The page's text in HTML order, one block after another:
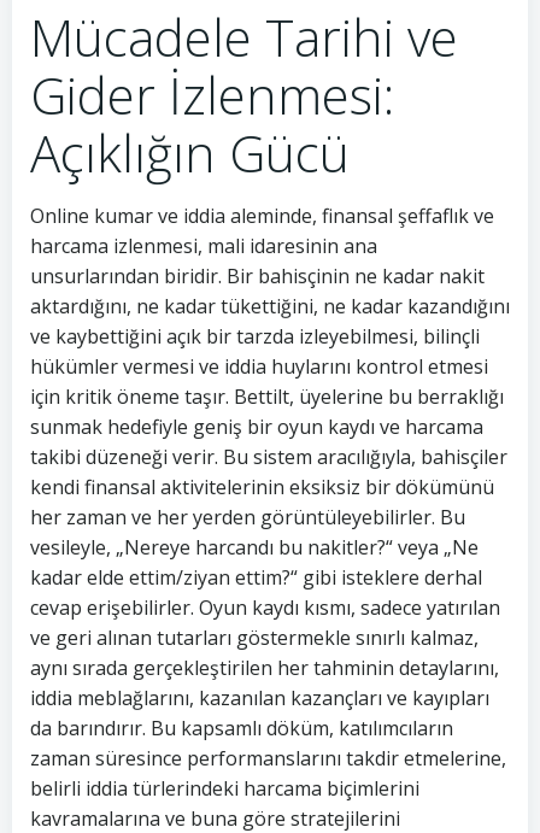
Mücadele Tarihi ve
Gider İzlenmesi:
Açıklığın Gücü
Online kumar ve iddia aleminde, finansal şeffaflık ve
harcama izlenmesi, mali idaresinin ana
unsurlarından biridir. Bir bahisçinin ne kadar nakit
aktardığını, ne kadar tükettiğini, ne kadar kazandığını
ve kaybettiğini açık bir tarzda izleyebilmesi, bilinçli
hükümler vermesi ve iddia huylarını kontrol etmesi
için kritik öneme taşır. Bettilt, üyelerine bu berraklığı
sunmak hedefiyle geniş bir oyun kaydı ve harcama
takibi düzeneği verir. Bu sistem aracılığıyla, bahisçiler
kendi finansal aktivitelerinin eksiksiz bir dökümünü
her zaman ve her yerden görüntüleyebilirler. Bu
vesileyle, „Nereye harcandı bu nakitler?“ veya „Ne
kadar elde ettim/ziyan ettim?“ gibi isteklere derhal
cevap erişebilirler. Oyun kaydı kısmı, sadece yatırılan
ve geri alınan tutarları göstermekle sınırlı kalmaz,
aynı sırada gerçekleştirilen her tahminin detaylarını,
iddia meblağlarını, kazanılan kazançları ve kayıpları
da barındırır. Bu kapsamlı döküm, katılımcıların
zaman süresince performanslarını takdir etmelerine,
belirli iddia türlerindeki harcama biçimlerini
kavramalarına ve buna göre stratejilerini